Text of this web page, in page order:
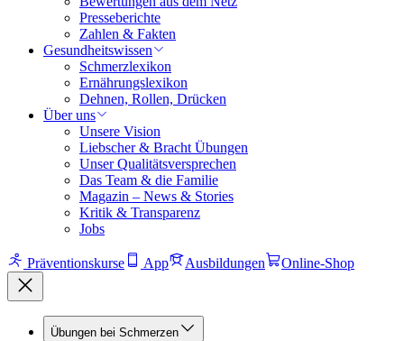
Presseberichte
Zahlen & Fakten
Gesundheitswissen
Schmerzlexikon
Ernährungslexikon
Dehnen, Rollen, Drücken
Über uns
Unsere Vision
Liebscher & Bracht Übungen
Unser Qualitätsversprechen
Das Team & die Familie
Magazin – News & Stories
Kritik & Transparenz
Jobs
Präventionskurse App Ausbildungen Online-Shop
Übungen bei Schmerzen